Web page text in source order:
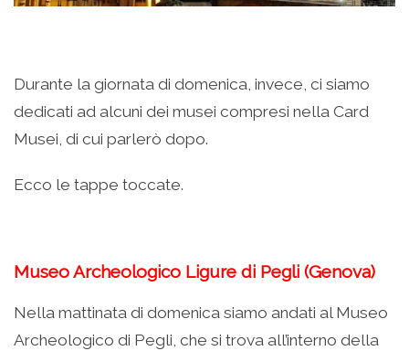
Durante la giornata di domenica, invece, ci siamo
dedicati ad alcuni dei musei compresi nella Card
Musei, di cui parlerò dopo.
Ecco le tappe toccate.
Museo Archeologico Ligure di Pegli (Genova)
Nella mattinata di domenica siamo andati al Museo
Archeologico di Pegli, che si trova all’interno della